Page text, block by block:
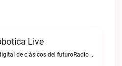
Live
La emisora digital de clásicos del futuroRadio Robotica live